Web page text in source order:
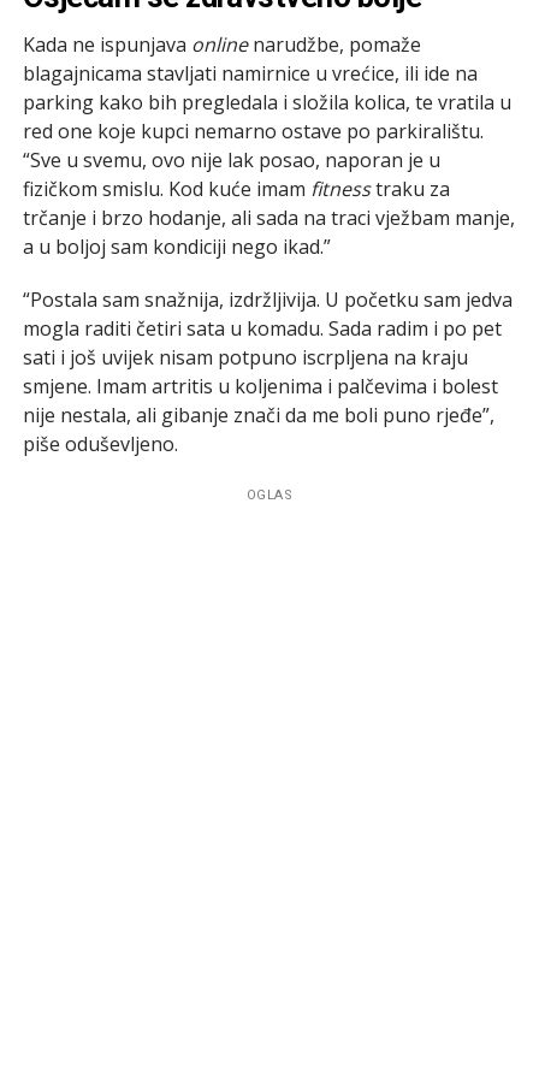
Kada ne ispunjava onlinenarudžbe, pomaže
blagajnicama stavljati namirnice u vrećice, ili ide na
parking kako bih pregledala i složila kolica, te vratila u
red one koje kupci nemarno ostave po parkiralištu.
“Sve u svemu, ovo nije lak posao, naporan je u
fizičkom smislu. Kod kuće imam fitnesstraku za
trčanje i brzo hodanje, ali sada na traci vježbam manje,
a u boljoj sam kondiciji nego ikad.”
“Postala sam snažnija, izdržljivija. U početku sam jedva
mogla raditi četiri sata u komadu. Sada radim i po pet
sati i još uvijek nisam potpuno iscrpljena na kraju
smjene. Imam artritis u koljenima i palčevima i bolest
nije nestala, ali gibanje znači da me boli puno rjeđe”,
piše oduševljeno.
OGLAS